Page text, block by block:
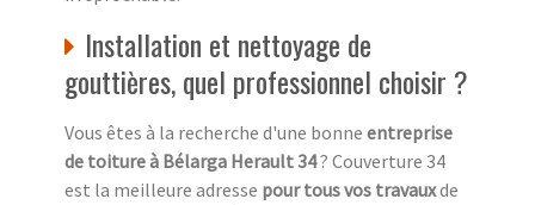
Installation et nettoyage de
gouttières, quel professionnel choisir ?
Vous êtes à la recherche d'une bonne entreprise
de toiture à Bélarga Herault 34? Couverture 34
est la meilleure adresse pour tous vos travauxde